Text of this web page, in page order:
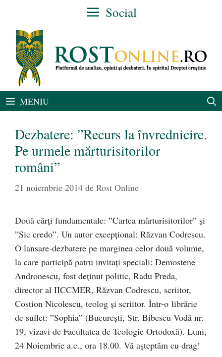
conținut
Social
MENIU
Dezbatere: ”Recurs la învrednicire.
Pe urmele mărturisitorilor
români”
21 noiembrie 2014 de Rost Online
Două cărți fundamentale: ”Cartea mărturisitorilor” și
”Sic credo”. Un autor excepțional: Răzvan Codrescu.
O lansare-dezbatere pe marginea celor două volume,
la care participă patru invitați speciali: Demostene
Andronescu, fost deținut politic, Radu Preda,
director al IICCMER, Răzvan Codrescu, scriitor,
Costion Nicolescu, teolog și scriitor. Într-o librărie
de suflet: ”Sophia” (București, Str. Bibescu Vodă nr.
19, vizavi de Facultatea de Teologie Ortodoxă). Luni,
24 Noiembrie a.c., ora 18.00. Vă așteptăm cu drag!